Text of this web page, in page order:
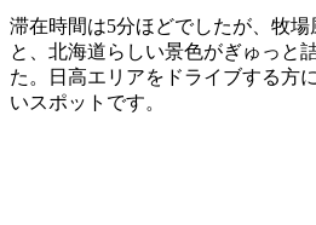
滞在時間は5分ほどでしたが、牧
と、北海道らしい景色がぎゅっと
た。日高エリアをドライブする方
いスポットです。